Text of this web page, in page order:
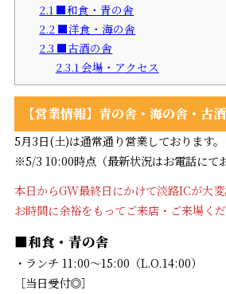
2.1 ■和食・青の舎
2.2 ■洋食・海の舎
2.3 ■古酒の舎
2.3.1 会場・アクセス
【営業情報】青の舎・海の舎・古
5月3日(土)は通常通り営業しております。
※5/3 10:00時点（最新状況はお電話にて
本日からGW最終日にかけて淡路ICが大変
お時間に余裕をもってご来店・ご来場くだ
■和食・青の舎
・ランチ 11:00～15:00（L.O.14:00）
［当日受付◎］